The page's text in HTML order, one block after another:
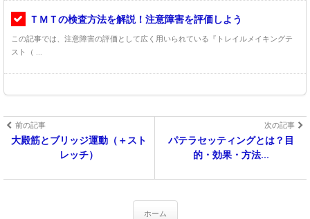
ＴＭＴの検査方法を解説！注意障害を評価しよう
この記事では、注意障害の評価として広く用いられている『トレイルメイキングテ
スト（ ...
前の記事
大殿筋とブリッジ運動（＋スト
レッチ）
次の記事
パテラセッティングとは？目
的・効果・方法...
ホーム